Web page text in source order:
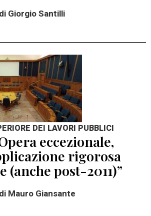
di Giorgio Santilli
DEI LAVORI PUBBLICI
eccezionale,
rigorosa
(anche post-2011)”
di Mauro Giansante